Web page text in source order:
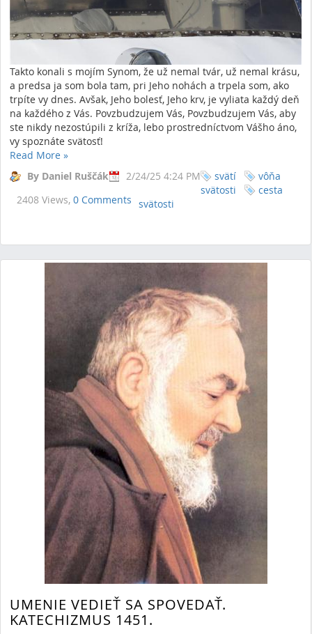
Takto konali s mojím Synom, že už nemal tvár, už nemal krásu,
a predsa ja som bola tam, pri Jeho nohách a trpela som, ako
trpíte vy dnes. Avšak, Jeho bolesť, Jeho krv, je vyliata každý deň
na každého z Vás. Povzbudzujem Vás, Povzbudzujem Vás, aby
ste nikdy nezostúpili z kríža, lebo prostredníctvom Vášho áno,
vy spoznáte svätosť!
Read More »
By Daniel Ruščák
2/24/25 4:24 PM
2408 Views, 0 Comments
svätí
vôňa
svätosti
cesta
svätosti
UMENIE VEDIEŤ SA SPOVEDAŤ.
KATECHIZMUS 1451.